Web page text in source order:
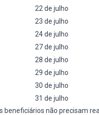
22 de julho
23 de julho
24 de julho
27 de julho
28 de julho
29 de julho
30 de julho
31 de julho
beneficiários não precisam